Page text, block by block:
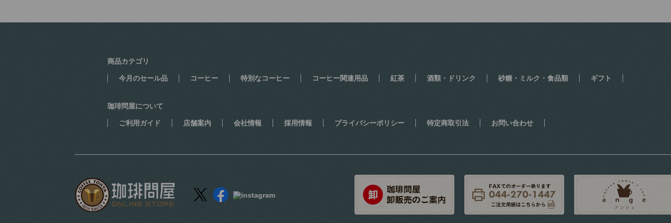
商品カテゴリ
今月のセール品 コーヒー 特別なコーヒー コーヒー関連用品 紅茶 酒類・ドリンク 砂糖・ミルク・食品類 ギフト
珈琲問屋について
ご利用ガイド 店舗案内 会社情報 採用情報 プライバシーポリシー 特定商取引法 お問い合わせ